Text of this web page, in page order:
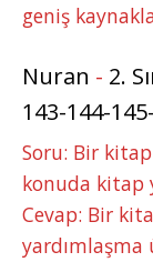
geniş
Nuran - 2.
143-144-
Soru: Bir
konuda kitap
Cevap: Bir
yardımlaşma